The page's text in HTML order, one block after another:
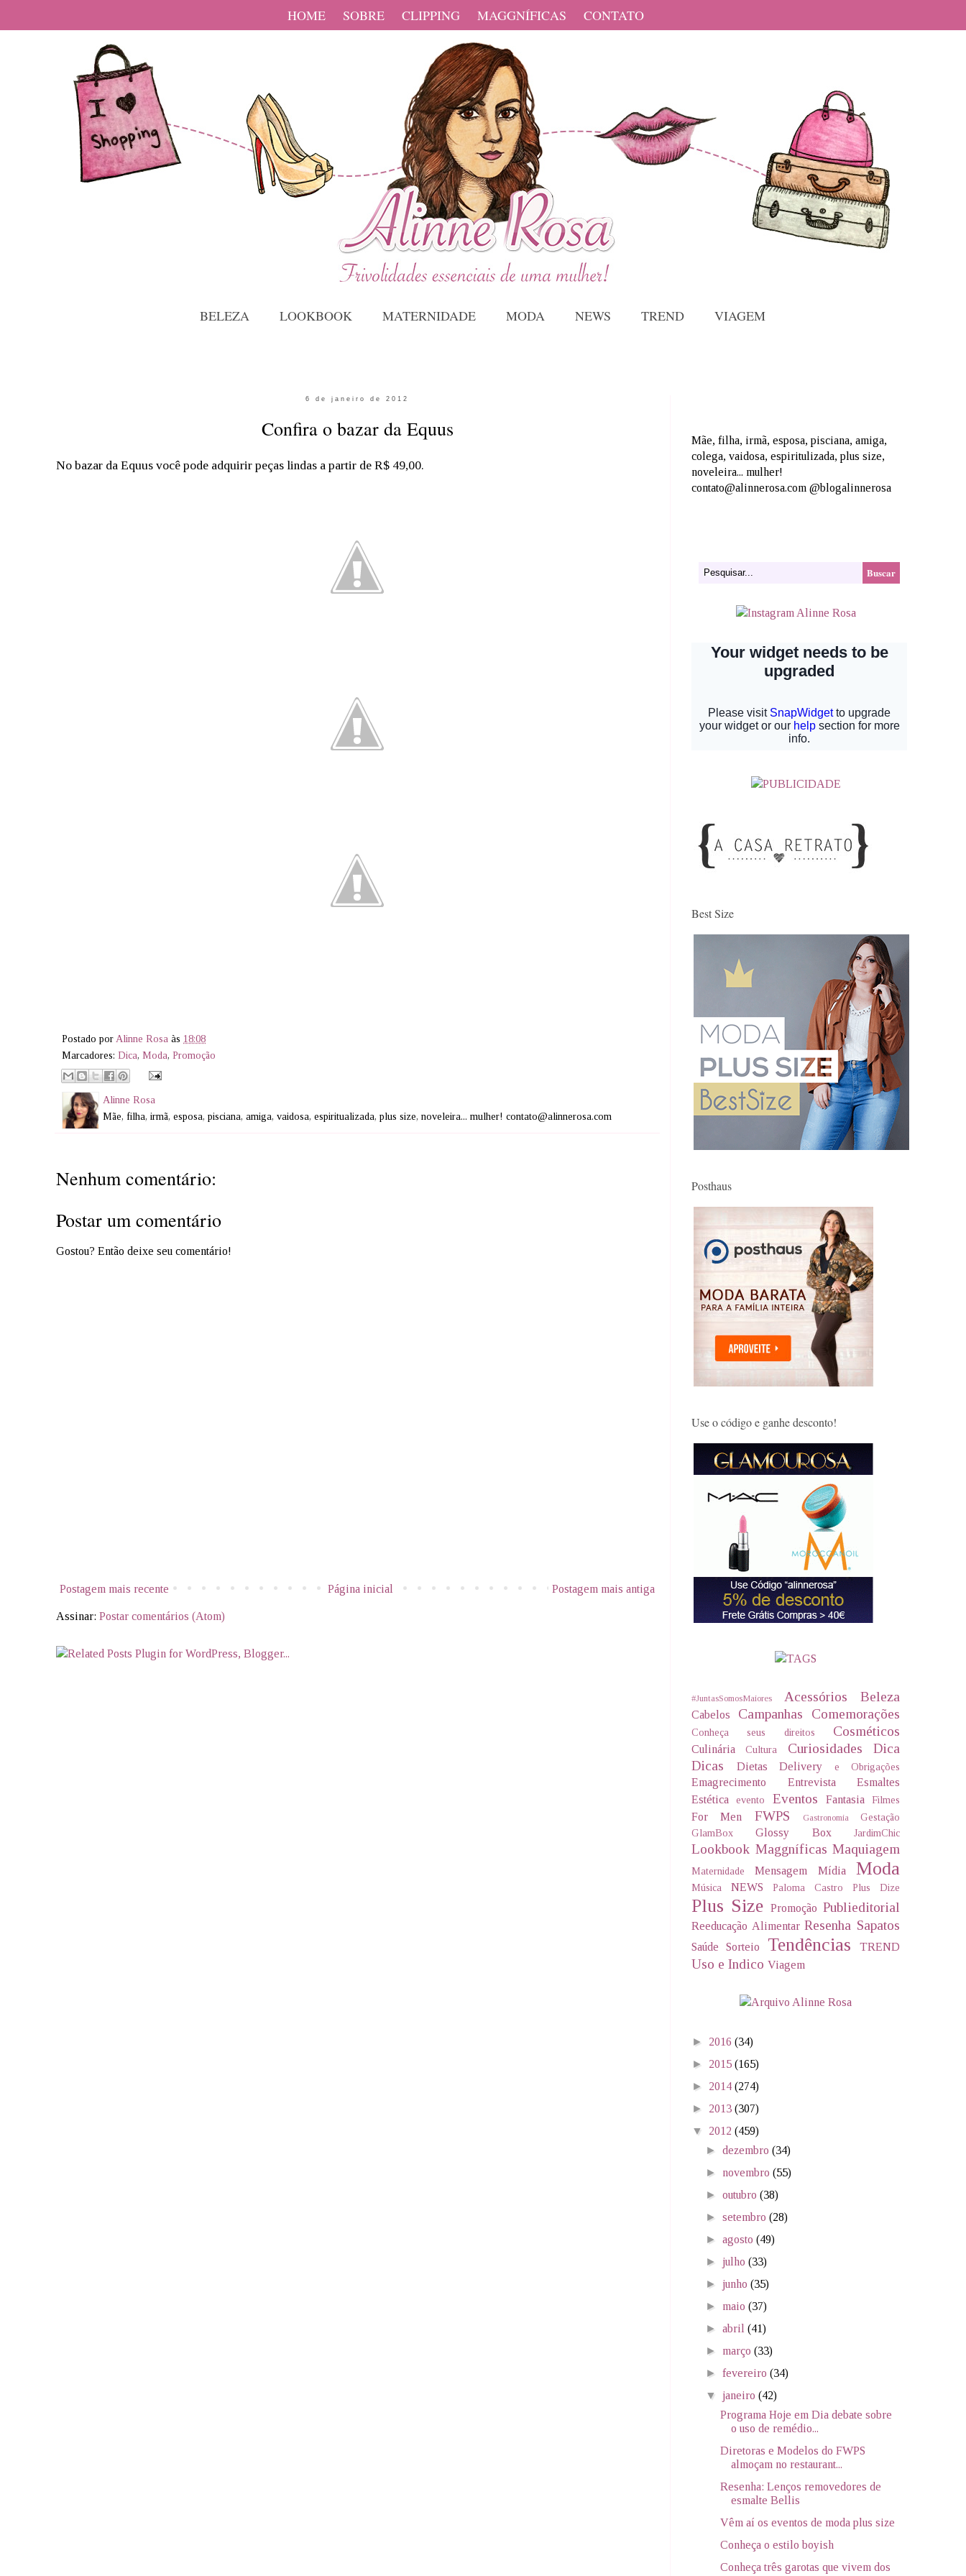
BELEZA LOOKBOOK MATERNIDADE MODA NEWS TREND VIAGEM
6 de janeiro de 2012
Confira o bazar da Equus
No bazar da Equus você pode adquirir peças lindas a partir de R$ 49,00.
Postado por Alinne Rosa às 18:08
Marcadores: Dica, Moda, Promoção
Alinne Rosa
Mãe, filha, irmã, esposa, pisciana, amiga, vaidosa, espiritualizada, plus size, noveleira... mulher! contato@alinnerosa.com
Nenhum comentário:
Postar um comentário
Gostou? Então deixe seu comentário!
Postagem mais recente Postagem mais antiga
Página inicial
Assinar: Postar comentários (Atom)
HOME SOBRE CLIPPING MAGGNÍFICAS CONTATO
Mãe, filha, irmã, esposa, pisciana, amiga,
colega, vaidosa, espiritulizada, plus size,
noveleira... mulher!
contato@alinnerosa.com @blogalinnerosa
Best Size
Posthaus
Use o código e ganhe desconto!
#JuntasSomosMaiores Acessórios Beleza
Cabelos Campanhas Comemorações
Conheça seus direitos Cosméticos
Culinária Cultura Curiosidades
Dica
Dicas
Dietas Delivery e Obrigações
Emagrecimento Entrevista
Esmaltes
Estética
evento Eventos Fantasia Filmes
For Men FWPS Gastronomia
Gestação
GlamBox
Glossy Box JardimChic
Lookbook Maggníficas Maquiagem
Maternidade Mensagem Mídia Moda
Música NEWS Paloma Castro Plus Dize
Plus Size Promoção Publieditorial
Reeducação Alimentar Resenha Sapatos
Saúde Sorteio Tendências TREND
Uso e Indico Viagem
► 2016 (34)
► 2015 (165)
► 2014 (274)
► 2013 (307)
▼ 2012 (459)
►dezembro(34)
► novembro(55)
►outubro(38)
►setembro(28)
►agosto(49)
► julho(33)
► junho(35)
► maio(37)
►abril(41)
► março(33)
►fevereiro(34)
▼ janeiro(42)
Programa Hoje em Dia debate sobre
o uso de remédio...
Diretoras e Modelos do FWPS
almoçam no restaurant​...
Resenha: Lenços removedores de
esmalte Bellis
Vêm aí os eventos de moda plus size
Conheça o estilo boyish
Conheça três garotas que vivem dos